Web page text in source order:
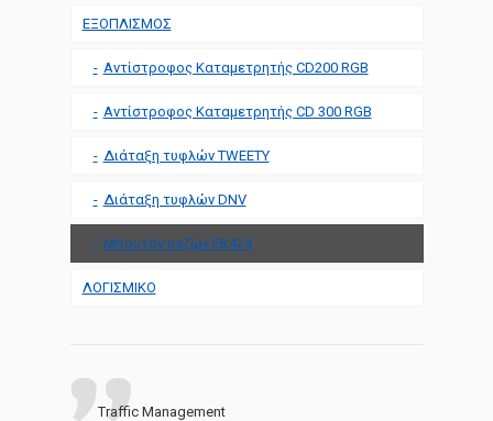
ΕΞΟΠΛΙΣΜΟΣ
Αντίστροφος Καταμετρητής CD200 RGB
Αντίστροφος Καταμετρητής CD 300 RGB
Διάταξη τυφλών TWEETY
Διάταξη τυφλών DNV
Μπουτόν πεζών ΕΚ424
ΛΟΓΙΣΜΙΚΟ
Traffic Management